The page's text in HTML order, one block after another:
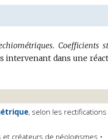
Coefficients
dans une
, selon les rectifications
et créateurs de néologismes •